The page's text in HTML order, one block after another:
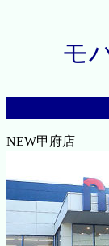
モ
NEW甲府店